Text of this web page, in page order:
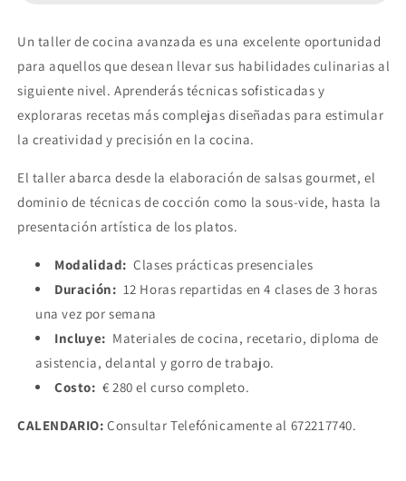
Un taller de cocina avanzada es una excelente oportunidad
para aquellos que desean llevar sus habilidades culinarias al
siguiente nivel. Aprenderás técnicas sofisticadas y
exploraras recetas más complejas diseñadas para estimular
la creatividad y precisión en la cocina.
El taller abarca desde la elaboración de salsas gourmet, el
dominio de técnicas de cocción como la sous-vide, hasta la
presentación artística de los platos.
Modalidad:Clases prácticas presenciales
Duración: 12 Horas repartidas en 4 clases de 3 horas
una vez por semana
Incluye: Materiales de cocina, recetario, diploma de
asistencia, delantal y gorro de trabajo.
Costo: € 280 el curso completo.
CALENDARIO:Consultar Telefónicamente al 672217740.